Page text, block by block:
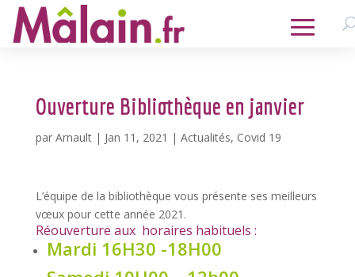
Ouverture Bibliothèque en janvier
par Arnault| Jan 11, 2021 | Actualités, Covid 19
L’équipe de la bibliothèque vous présente ses meilleurs
vœux pour cette année 2021.
Réouverture aux horaires habituels :
Mardi 16H30 -18H00